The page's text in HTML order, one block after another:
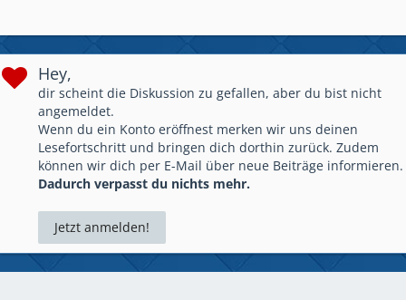
Hey,
dir scheint die Diskussion zu gefallen, aber du bist nicht
angemeldet.
Wenn du ein Konto eröffnest merken wir uns deinen
Lesefortschritt und bringen dich dorthin zurück. Zudem
können wir dich per E-Mail über neue Beiträge informieren.
Dadurch verpasst du nichts mehr.
Jetzt anmelden!